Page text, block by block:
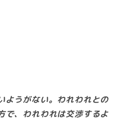
ようがない。われわれとの
で、われわれは交渉するよ